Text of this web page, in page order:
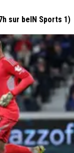
sur beIN Sports 1)